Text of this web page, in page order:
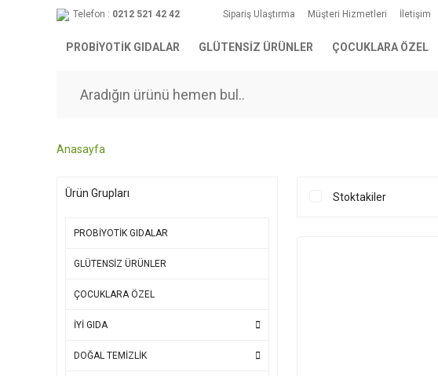
Telefon : 0212 521 42 42 Sipariş Ulaştırma Müşteri Hizmetleri İletişim
PROBİYOTİK GIDALAR GLÜTENSİZ ÜRÜNLER ÇOCUKLARA ÖZEL
Anasayfa
Ürün Grupları
PROBİYOTİK GIDALAR
GLÜTENSİZ ÜRÜNLER
ÇOCUKLARA ÖZEL
İYİ GIDA
DOĞAL TEMİZLİK
Stoktakiler